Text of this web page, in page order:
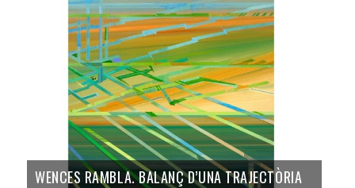
WENCES RAMBLA. BALANÇ D’UNA TRAJECTÒRIA